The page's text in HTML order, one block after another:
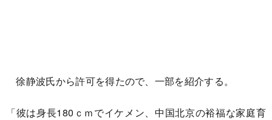
徐静波氏から許可を得たので、一部を紹介する。
「彼は身長180ｃｍでイケメン、中国北京の裕福な家庭育